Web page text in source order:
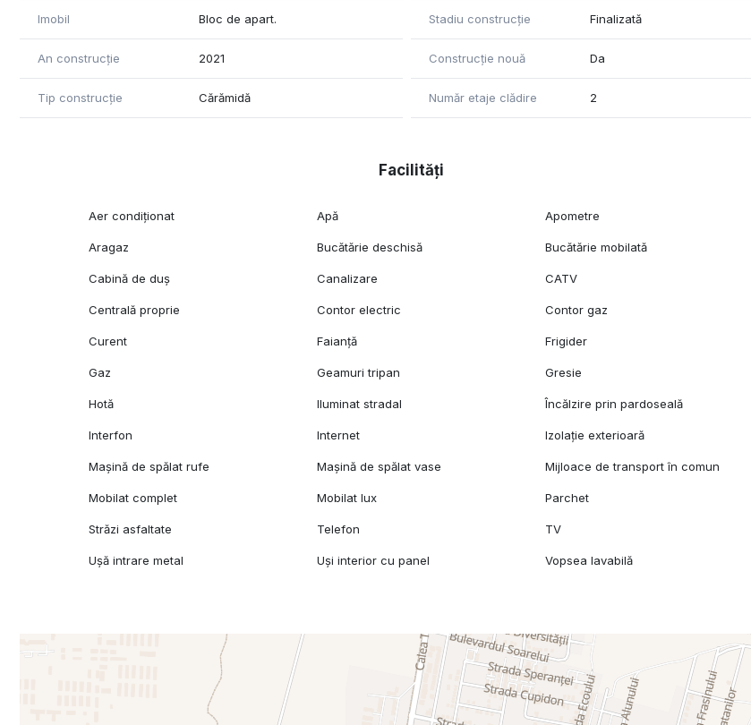
Imobil Bloc de apart. Stadiu construcție Finalizată
An construcție 2021 Construcție nouă Da
Tip construcție Cărămidă Număr etaje clădire 2
Facilități
Aer condiționat Apă Apometre
Aragaz Bucătărie deschisă Bucătărie mobilată
Cabină de duș Canalizare CATV
Centrală proprie Contor electric Contor gaz
Curent Faianță Frigider
Gaz Geamuri tripan Gresie
Hotă Iluminat stradal Încălzire prin pardoseală
Interfon Internet Izolație exterioară
Mașină de spălat rufe Mașină de spălat vase Mijloace de transport în comun
Mobilat complet Mobilat lux Parchet
Străzi asfaltate Telefon TV
Ușă intrare metal Uși interior cu panel Vopsea lavabilă